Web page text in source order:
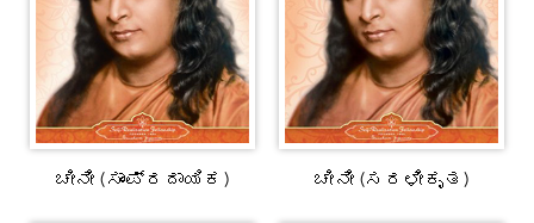
ಚೀನೀ (ಸಾಂಪ್ರದಾಯಿಕ) ಚೀನೀ (ಸರಳೀಕೃತ)